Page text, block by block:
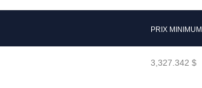
PRIX MINIMUM
3,327.342 $